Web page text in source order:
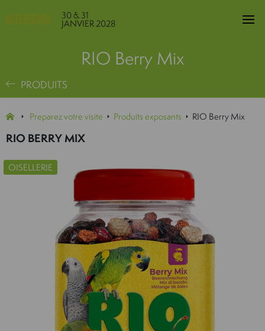
30 & 31
JANVIER 2028
RIO Berry Mix
PRODUITS
Preparez votre visite Produits exposants RIO Berry Mix
RIO BERRY MIX
OISELLERIE